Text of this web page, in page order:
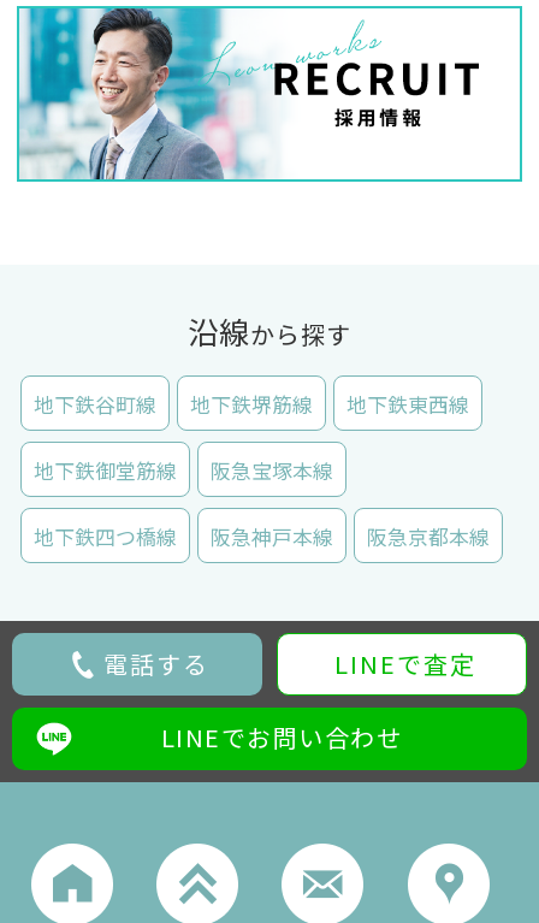
沿線から探す
地下鉄谷町線 地下鉄堺筋線 地下鉄東西線
地下鉄御堂筋線 阪急宝塚本線
地下鉄四つ橋線 阪急神戸本線 阪急京都本線
電話する LINEで査定
LINEでお問い合わせ